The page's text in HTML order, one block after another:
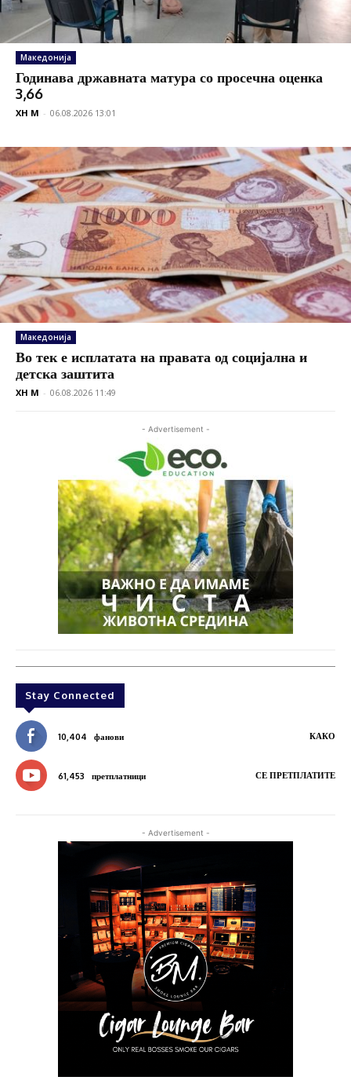
Македонија
Годинава државната матура со просечна оценка
3,66
XH M - 06.08.2026 13:01
Македонија
Во тек е исплатата на правата од социјална и
детска заштита
XH M - 06.08.2026 11:49
- Advertisement -
Stay Connected
10,404 фанови КАКО
61,453 претплатници СЕ ПРЕТПЛАТИТЕ
- Advertisement -